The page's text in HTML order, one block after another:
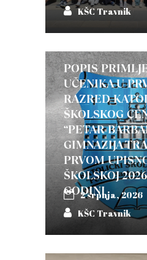
KŠC Travnik
POPIS
UČENIKA U
RAZRED
ŠKOLSKOG
“PETAR
GIMNAZIJA
PRVOM
ŠKOLSKOJ
GODINI
2 srpnja, 2026
KŠC Travnik